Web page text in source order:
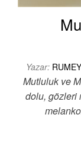
Yazar:
Mutluluk ve
dolu, gözleri